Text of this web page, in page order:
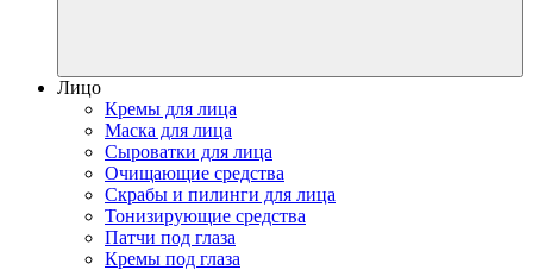
Лицо
Кремы для лица
Маска для лица
Сыроватки для лица
Очищающие средства
Скрабы и пилинги для лица
Тонизирующие средства
Патчи под глаза
Кремы под глаза